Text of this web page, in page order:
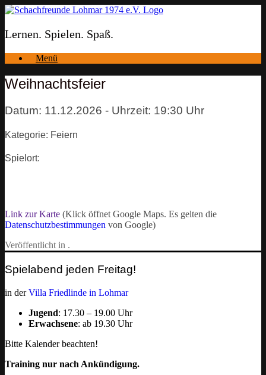
Zum
springen
Lernen. Spielen. Spaß.
Menü
Weihnachtsfeier
Datum: 11.12.2026 - Uhrzeit: 19:30 Uhr
Kategorie: Feiern
Spielort:
Link zur Karte (Klick öffnet Google Maps. Es gelten die
Datenschutzbestimmungen von Google)
Veröffentlicht in .
Spielabend jeden Freitag!
in derVilla Friedlinde in Lohmar
Jugend: 17.30 – 19.00 Uhr
Erwachsene: ab 19.30 Uhr
Bitte Kalender beachten!
Training nur nach Ankündigung.